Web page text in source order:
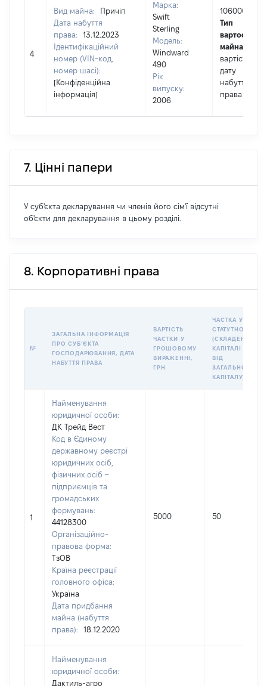
4
Вид майна:
Причіп
Дата набуття
права:
13.12.2023
Ідентифікаційний
номер (VIN-код,
номер шасі):
[Конфіденційна
інформація]
Марка:
Swift
Sterling
Модель:
Windward
490
Рік
випуску:
2006
106000
Тип
вартості
майна:
вартість на
дату
набуття
права
7. Цінні папери
У суб'єкта декларування чи членів його сім'ї відсутні
об'єкти для декларування в цьому розділі.
8. Корпоративні права
№
ЗАГАЛЬНА ІНФОРМАЦІЯ
ПРО СУБʼЄКТА
ГОСПОДАРЮВАННЯ, ДАТА
НАБУТТЯ ПРАВА
ВАРТІСТЬ
ЧАСТКИ У
ГРОШОВОМУ
ВИРАЖЕННІ,
ГРН
ЧАСТКА У
СТАТУТНОМУ
(СКЛАДЕНОМУ)
КАПІТАЛІ (%
ВІД
ЗАГАЛЬНОГО
КАПІТАЛУ)
1
Найменування
юридичної особи:
ДК Трейд Вест
Код в Єдиному
державному реєстрі
юридичних осіб,
фізичних осіб –
підприємців та
громадських
формувань:
44128300
Організаційно-
правова форма:
ТзОВ
Країна реєстрації
головного офіса:
Україна
Дата придбання
майна (набуття
права):
18.12.2020
5000 50
Найменування
юридичної особи:
Дактиль-агро